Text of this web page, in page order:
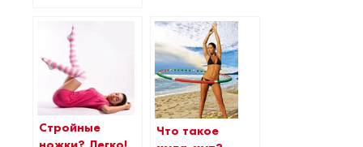
Стройные
Что такое